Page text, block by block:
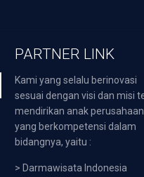
PARTNER LINK
Kami yang selalu berinovasi
sesuai dengan visi dan misi
mendirikan anak perusahaan
yang berkompetensi dalam
bidangnya, yaitu :
> Darmawisata Indonesia